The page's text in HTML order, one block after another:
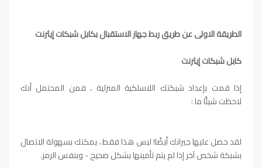
الطريقة الاولى عن طريق ربط جهاز الاستقبال بكابل شبكات إيثرنت
كابل شبكات إيثرنت
إذا قمت بإعداد شبكتك اللاسلكية المنزلية ، فمن المحتمل أنك
لاحظت شيئًا ما :
لقد حصل عليها جيرانك أيضًا! ليس هذا فقط ، يمكنك بسهولة الاتصال
بشبكة شخص آخر إذا لم يتم تأمينها بشكل صحيح - وبنفس الرمز.